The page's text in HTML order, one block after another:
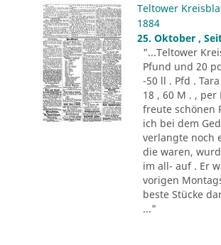
Teltower
1884
25. Oktober ,
"...Teltower
Pfund und 20
-50 ll . Pfd .
18 , 60 M . ,
freute schönen
ich bei dem
verlangte noch
die waren,
im all- auf . Er
vorigen
beste Stücke
..."